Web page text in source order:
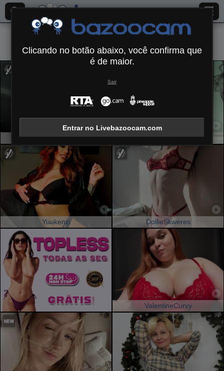
MarissaFex CharlotteKozy
Yuukenzi DollieSkweres
ValentineCurvy
Clicando no botão abaixo, você confirma que
é de maior.
Sair
Entrar no Livebazoocam.com